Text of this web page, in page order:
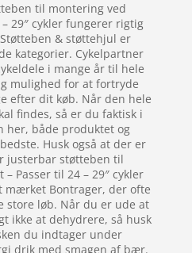
til montering ved
29″ cykler fungerer rigtig
& støttehjul er
kategorier. Cykelpartner
i mange år til hele
mulighed for at fortryde
efter dit køb. Når den hele
findes, så er du faktisk i
her, både produktet og
Husk også at der er
justerbar støtteben til
Passer til 24 – 29″ cykler
mærket Bontrager, der ofte
store løb. Når du er ude at
ikke at dehydrere, så husk
du indtager under
drik med smagen af bær.